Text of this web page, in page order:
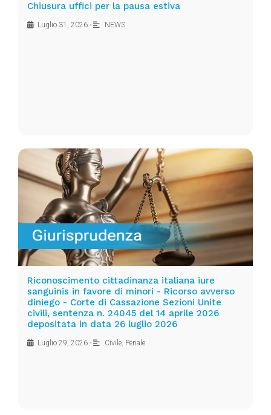
Chiusura uffici per la pausa estiva
Luglio 31, 2026 • NEWS
Riconoscimento cittadinanza italiana iure
sanguinis in favore di minori - Ricorso avverso
diniego - Corte di Cassazione Sezioni Unite
civili, sentenza n. 24045 del 14 aprile 2026
depositata in data 26 luglio 2026
Luglio 29, 2026 • Civile, Penale